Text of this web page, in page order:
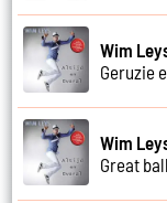
Wim
Geruzie
Wim
Great